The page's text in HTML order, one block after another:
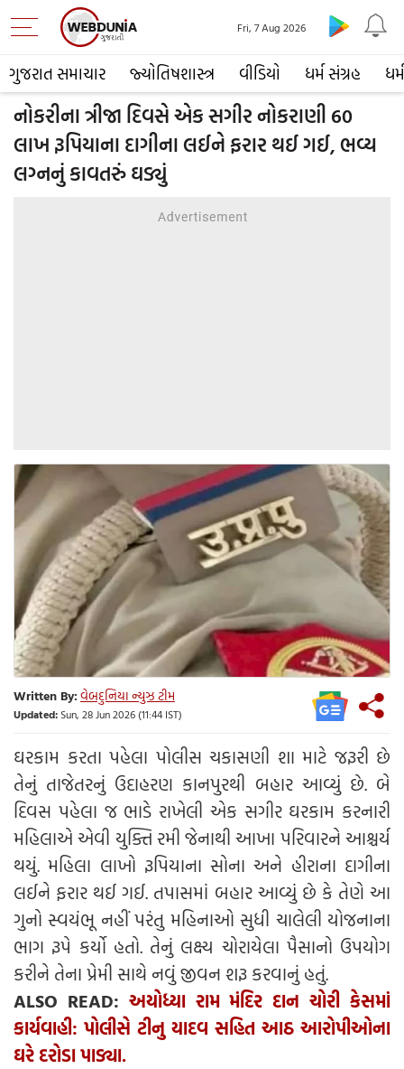
ગુજરાત સમાચાર જ્યોતિષશાસ્ત્ર વીડિયો ધર્મ સંગ્રહ ધર્મ
Fri, 7 Aug 2026
નોકરીના ત્રીજા દિવસે એક સગીર નોકરાણી 60
લાખ રૂપિયાના દાગીના લઈને ફરાર થઈ ગઈ, ભવ્ય
લગ્નનું કાવતરું ઘડ્યું
Written By:વેબદુનિયા ન્યુઝ ટીમ
Updated:Sun, 28 Jun 2026 (11:44 IST)
ઘરકામ કરતા પહેલા પોલીસ ચકાસણી શા માટે જરૂરી છે
તેનું તાજેતરનું ઉદાહરણ કાનપુરથી બહાર આવ્યું છે. બે
દિવસ પહેલા જ ભાડે રાખેલી એક સગીર ઘરકામ કરનારી
મહિલાએ એવી યુક્તિ રમી જેનાથી આખા પરિવારને આશ્ચર્ય
થયું. મહિલા લાખો રૂપિયાના સોના અને હીરાના દાગીના
લઈને ફરાર થઈ ગઈ. તપાસમાં બહાર આવ્યું છે કે તેણે આ
ગુનો સ્વયંભૂ નહીં પરંતુ મહિનાઓ સુધી ચાલેલી યોજનાના
ભાગ રૂપે કર્યો હતો. તેનું લક્ષ્ય ચોરાયેલા પૈસાનો ઉપયોગ
કરીને તેના પ્રેમી સાથે નવું જીવન શરૂ કરવાનું હતું.
ALSO READ: અયોધ્યા રામ મંદિર દાન ચોરી કેસમાં
કાર્યવાહી: પોલીસે ટીનુ યાદવ સહિત આઠ આરોપીઓના
ઘરે દરોડા પાડ્યા.